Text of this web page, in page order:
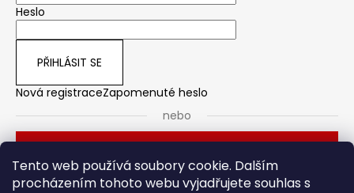
Tento web používá soubory cookie. Dalším
procházením tohoto webu vyjadřujete souhlas s
Heslo
PŘIHLÁSIT SE
Nová registraceZapomenuté heslo
nebo